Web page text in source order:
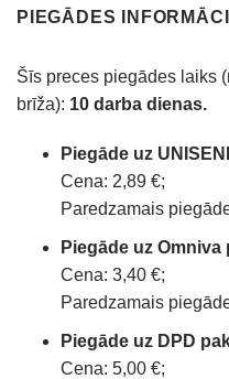
PIEGĀDES
Šīs preces piegādes laiks
brīža): 10 darba dienas.
Piegāde uz
Cena: 2,89 €;
Paredzamais
Piegāde uz Omniva
Cena: 3,40 €;
Paredzamais
Piegāde uz DPD
Cena: 5,00 €;